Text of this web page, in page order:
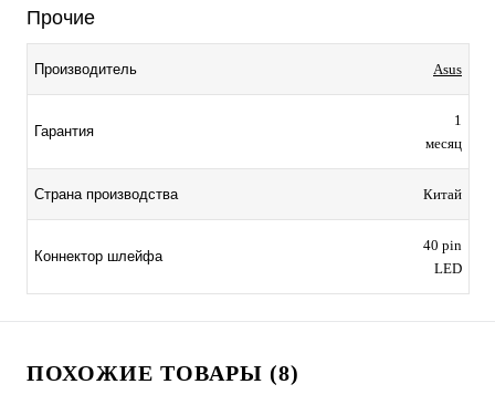
Прочие
Производитель Asus
Гарантия
1
месяц
Страна производства Китай
Коннектор шлейфа
40 pin
LED
ПОХОЖИЕ ТОВАРЫ (8)